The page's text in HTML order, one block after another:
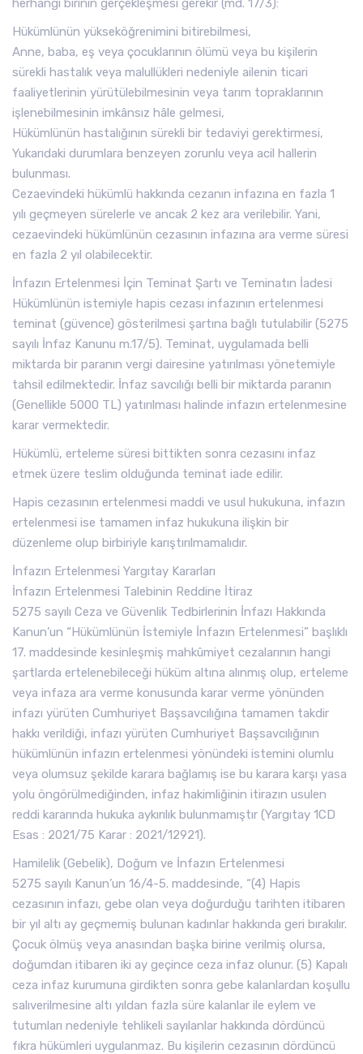
herhangi birinin gerçekleşmesi gerekir (md. 17/3):
Hükümlünün yükseköğrenimini bitirebilmesi,
Anne, baba, eş veya çocuklarının ölümü veya bu kişilerin
sürekli hastalık veya malullükleri nedeniyle ailenin ticari
faaliyetlerinin yürütülebilmesinin veya tarım topraklarının
işlenebilmesinin imkânsız hâle gelmesi,
Hükümlünün hastalığının sürekli bir tedaviyi gerektirmesi,
Yukarıdaki durumlara benzeyen zorunlu veya acil hallerin
bulunması.
Cezaevindeki hükümlü hakkında cezanın infazına en fazla 1
yılı geçmeyen sürelerle ve ancak 2 kez ara verilebilir. Yani,
cezaevindeki hükümlünün cezasının infazına ara verme süresi
en fazla 2 yıl olabilecektir.
İnfazın Ertelenmesi İçin Teminat Şartı ve Teminatın İadesi
Hükümlünün istemiyle hapis cezası infazının ertelenmesi
teminat (güvence) gösterilmesi şartına bağlı tutulabilir (5275
sayılı İnfaz Kanunu m.17/5). Teminat, uygulamada belli
miktarda bir paranın vergi dairesine yatırılması yönetemiyle
tahsil edilmektedir. İnfaz savcılığı belli bir miktarda paranın
(Genellikle 5000 TL) yatırılması halinde infazın ertelenmesine
karar vermektedir.
Hükümlü, erteleme süresi bittikten sonra cezasını infaz
etmek üzere teslim olduğunda teminat iade edilir.
Hapis cezasının ertelenmesi maddi ve usul hukukuna, infazın
ertelenmesi ise tamamen infaz hukukuna ilişkin bir
düzenleme olup birbiriyle karıştırılmamalıdır.
İnfazın Ertelenmesi Yargıtay Kararları
İnfazın Ertelenmesi Talebinin Reddine İtiraz
5275 sayılı Ceza ve Güvenlik Tedbirlerinin İnfazı Hakkında
Kanun’un “Hükümlünün İstemiyle İnfazın Ertelenmesi” başlıklı
17. maddesinde kesinleşmiş mahkûmiyet cezalarının hangi
şartlarda ertelenebileceği hüküm altına alınmış olup, erteleme
veya infaza ara verme konusunda karar verme yönünden
infazı yürüten Cumhuriyet Başsavcılığına tamamen takdir
hakkı verildiği, infazı yürüten Cumhuriyet Başsavcılığının
hükümlünün infazın ertelenmesi yönündeki istemini olumlu
veya olumsuz şekilde karara bağlamış ise bu karara karşı yasa
yolu öngörülmediğinden, infaz hakimliğinin itirazın usulen
reddi kararında hukuka aykırılık bulunmamıştır (Yargıtay 1CD
Esas : 2021/75 Karar : 2021/12921).
Hamilelik (Gebelik), Doğum ve İnfazın Ertelenmesi
5275 sayılı Kanun’un 16/4-5. maddesinde, “(4) Hapis
cezasının infazı, gebe olan veya doğurduğu tarihten itibaren
bir yıl altı ay geçmemiş bulunan kadınlar hakkında geri bırakılır.
Çocuk ölmüş veya anasından başka birine verilmiş olursa,
doğumdan itibaren iki ay geçince ceza infaz olunur. (5) Kapalı
ceza infaz kurumuna girdikten sonra gebe kalanlardan koşullu
salıverilmesine altı yıldan fazla süre kalanlar ile eylem ve
tutumları nedeniyle tehlikeli sayılanlar hakkında dördüncü
fıkra hükümleri uygulanmaz. Bu kişilerin cezasının dördüncü